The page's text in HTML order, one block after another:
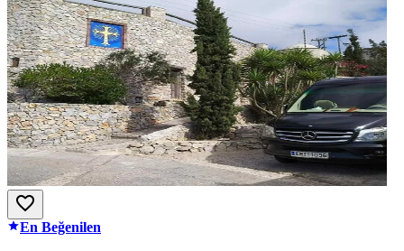
En Beğenilen